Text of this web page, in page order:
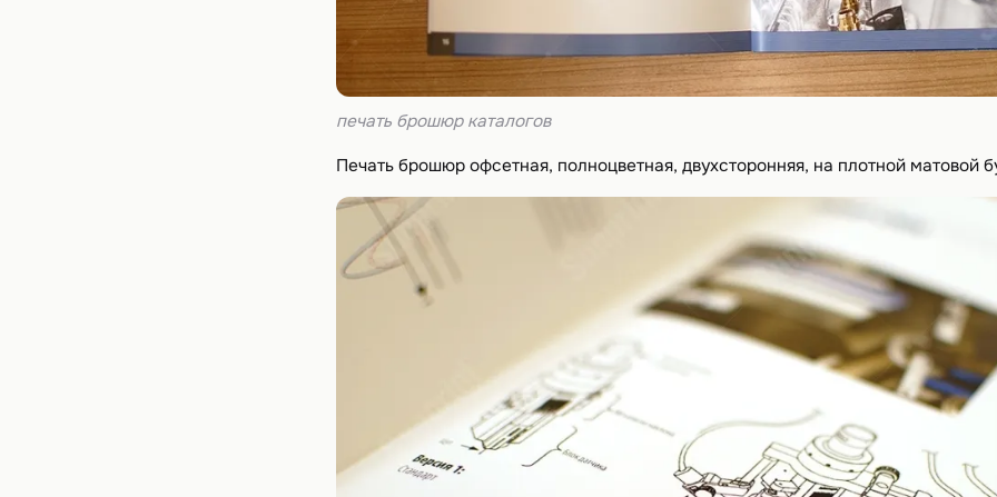
печать брошюр каталогов
Печать брошюр офсетная, полноцветная, двухсторонняя, на плотной матовой